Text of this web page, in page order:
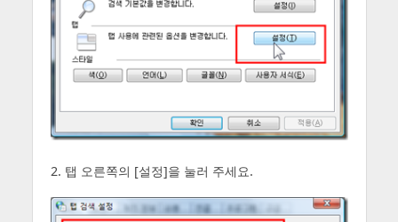
2. 탭 오른쪽의 [설정]을 눌러 주세요.